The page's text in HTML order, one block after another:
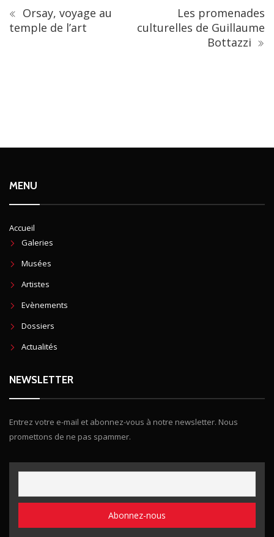
Orsay, voyage au
temple de l’art
Les promenades
culturelles de Guillaume
Bottazzi
MENU
Accueil
Galeries
Musées
Artistes
Evènements
Dossiers
Actualités
NEWSLETTER
Entrez votre e-mail et abonnez-vous à notre newsletter. Nous
promettons de ne pas spammer.